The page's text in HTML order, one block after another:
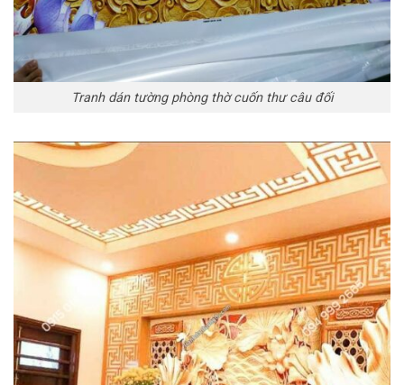
Tranh dán tường phòng thờ cuốn thư câu đối